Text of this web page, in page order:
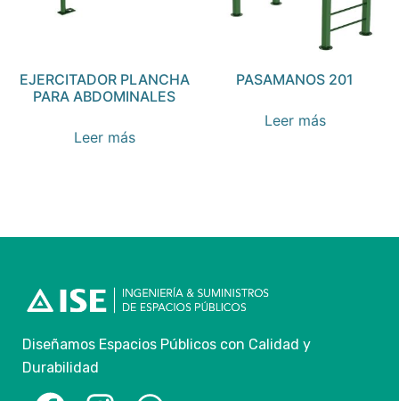
EJERCITADOR PLANCHA
PARA ABDOMINALES
Leer más
PASAMANOS 201
Leer más
Diseñamos Espacios Públicos con Calidad y
Durabilidad